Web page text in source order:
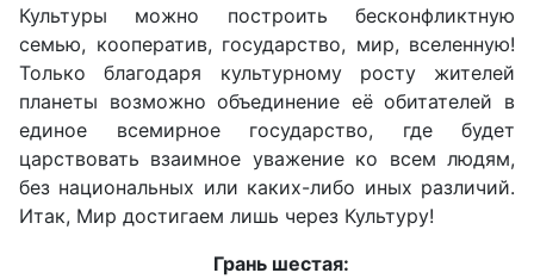
Культуры можно построить бесконфликтную
семью, кооператив, государство, мир, вселенную!
Только благодаря культурному росту жителей
планеты возможно объединение её обитателей в
единое всемирное государство, где будет
царствовать взаимное уважение ко всем людям,
без национальных или каких-либо иных различий.
Итак, Мир достигаем лишь через Культуру!
Грань шестая: